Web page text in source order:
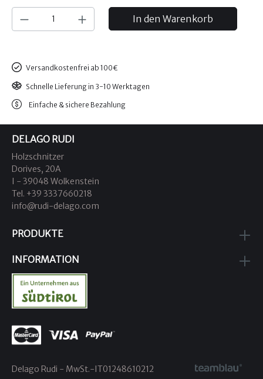
In den Warenkorb
Versandkostenfrei ab 100€
Schnelle Lieferung in 3-10 Werktagen
Einfache & sichere Bezahlung
DELAGO RUDI
Holzschnitzer
Dorives, 20A
I - 39048 Wolkenstein
Tel. +39 3337660218
info@rudi-delago.com
PRODUKTE
INFORMATION
Delago Rudi - MwSt.-IT01248610212